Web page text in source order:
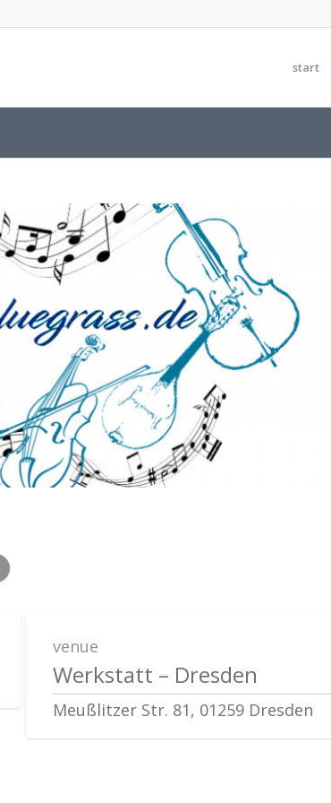
start
venue
Werkstatt – Dresden
Meußlitzer Str. 81, 01259 Dresden